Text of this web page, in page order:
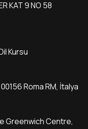
KAT 9 NO 58
Kursu
Roma RM, İtalya
Greenwich Centre,